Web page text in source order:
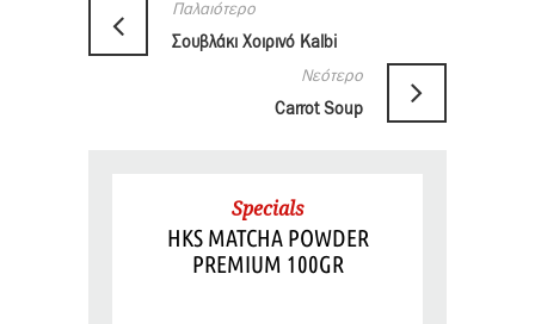
Παλαιότερο
Σουβλάκι Χοιρινό Kalbi
Νεότερο
Carrot Soup
Specials
HKS MATCHA POWDER
PREMIUM 100GR